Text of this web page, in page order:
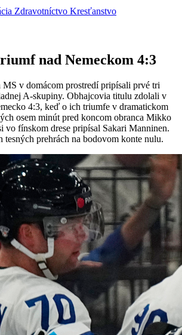
Zdravotníctvo Kresťanstvo
nad Nemeckom 4:3
v domácom prostredí pripísali prvé tri
A-skupiny. Obhajcovia titulu zdolali v
4:3, keď o ich triumfe v dramatickom
osem minút pred koncom obranca Mikko
vo fínskom drese pripísal Sakari Manninen.
tesných prehrách na bodovom konte nulu.